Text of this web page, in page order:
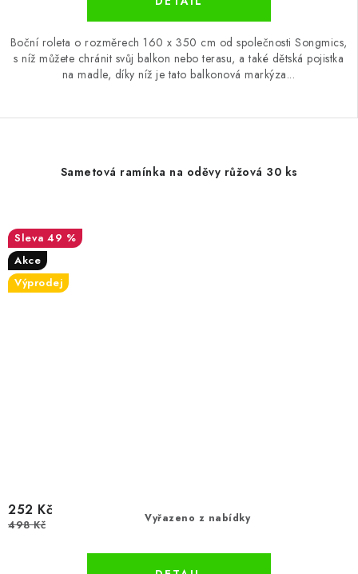
Boční roleta o rozměrech 160 x 350 cm od společnosti Songmics,
s níž můžete chránit svůj balkon nebo terasu, a také dětská pojistka
na madle, díky níž je tato balkonová markýza...
Sametová ramínka na oděvy růžová 30 ks
49 %
Akce
Výprodej
Vyřazeno z nabídky
252 Kč
498 Kč